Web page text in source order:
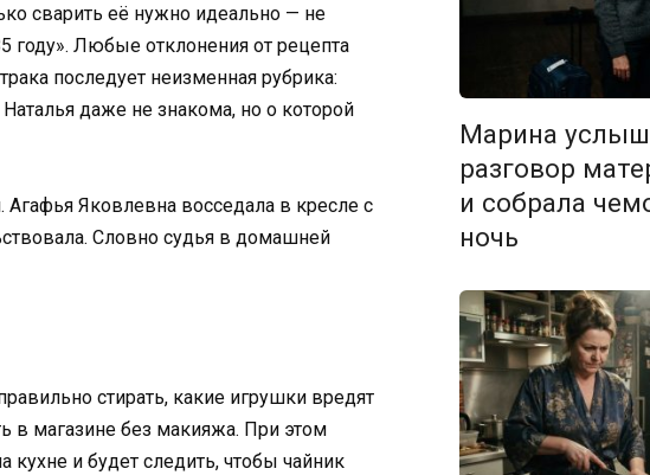
сварить её нужно идеально — не
году». Любые отклонения от рецепта
последует неизменная рубрика:
даже не знакома, но о которой
Яковлевна восседала в кресле с
Словно судья в домашней
стирать, какие игрушки вредят
в магазине без макияжа. При этом
и будет следить, чтобы чайник
Марина
разговор
и собрала
ночь